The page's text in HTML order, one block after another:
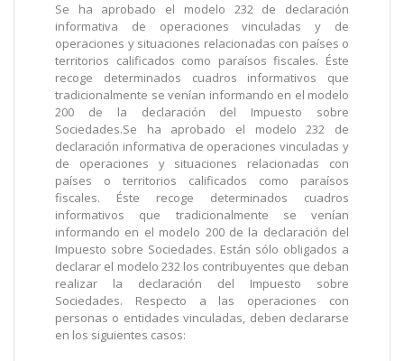
Se ha aprobado el modelo 232 de declaración
informativa de operaciones vinculadas y de
operaciones y situaciones relacionadas con países o
territorios calificados como paraísos fiscales. Éste
recoge determinados cuadros informativos que
tradicionalmente se venían informando en el modelo
200 de la declaración del Impuesto sobre
Sociedades.Se ha aprobado el modelo 232 de
declaración informativa de operaciones vinculadas y
de operaciones y situaciones relacionadas con
países o territorios calificados como paraísos
fiscales. Éste recoge determinados cuadros
informativos que tradicionalmente se venían
informando en el modelo 200 de la declaración del
Impuesto sobre Sociedades. Están sólo obligados a
declarar el modelo 232 los contribuyentes que deban
realizar la declaración del Impuesto sobre
Sociedades. Respecto a las operaciones con
personas o entidades vinculadas, deben declararse
en los siguientes casos: